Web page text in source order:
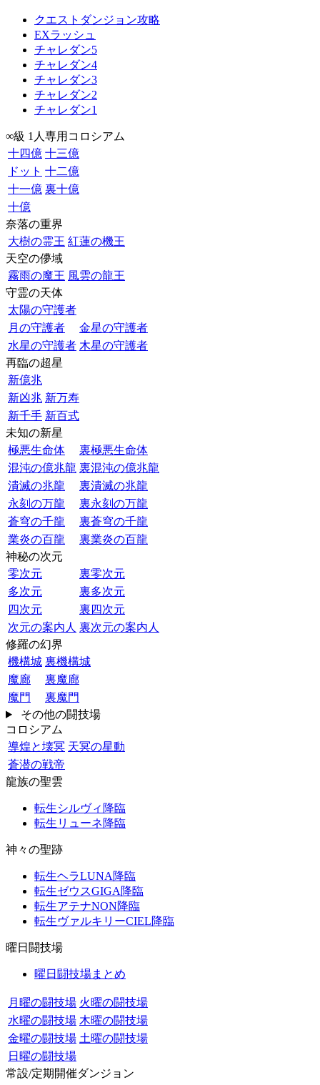
クエストダンジョン攻略
EXラッシュ
チャレダン5
チャレダン4
チャレダン3
チャレダン2
チャレダン1
∞級 1人専用コロシアム
十四億 十三億
ドット 十二億
十一億 裏十億
十億
奈落の重界
大樹の霊王 紅蓮の機王
天空の儚域
霧雨の魔王 風雲の龍王
守霊の天体
太陽の守護者
月の守護者
金星の守護者
水星の守護者 木星の守護者
再臨の超星
新億兆
新凶兆 新万寿
新千手 新百式
未知の新星
極悪生命体
裏極悪生命体
混沌の億兆龍 裏混沌の億兆龍
潰滅の兆龍
裏潰滅の兆龍
永刻の万龍
裏永刻の万龍
蒼穹の千龍
裏蒼穹の千龍
業炎の百龍
裏業炎の百龍
神秘の次元
零次元
裏零次元
多次元
裏多次元
四次元
裏四次元
次元の案内人 裏次元の案内人
修羅の幻界
機構城 裏機構城
魔廊
裏魔廊
魔門
裏魔門
その他の闘技場
コロシアム
導煌と壊冥 天冥の星動
蒼潜の戦帝
龍族の聖雲
転生シルヴィ降臨
転生リューネ降臨
神々の聖跡
転生ヘラLUNA降臨
転生ゼウスGIGA降臨
転生アテナNON降臨
転生ヴァルキリーCIEL降臨
曜日闘技場
曜日闘技場まとめ
月曜の闘技場 火曜の闘技場
水曜の闘技場 木曜の闘技場
金曜の闘技場 土曜の闘技場
日曜の闘技場
常設/定期開催ダンジョン